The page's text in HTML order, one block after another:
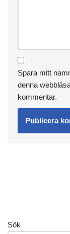
Spara mitt
denna
kommentar.
Sök